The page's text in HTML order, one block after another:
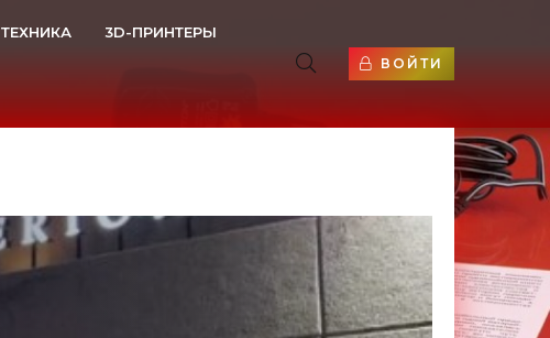
ТЕХНИКА 3D-ПРИНТЕРЫ
ВОЙТИ